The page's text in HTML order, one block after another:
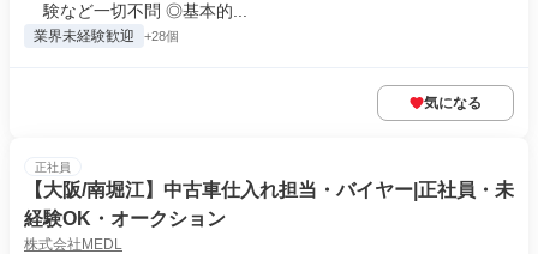
験など一切不問 ◎基本的...
業界未経験歓迎 +28個
気になる
正社員
【大阪/南堀江】中古車仕入れ担当・バイヤー|正社員・未
経験OK・オークション
株式会社MEDL